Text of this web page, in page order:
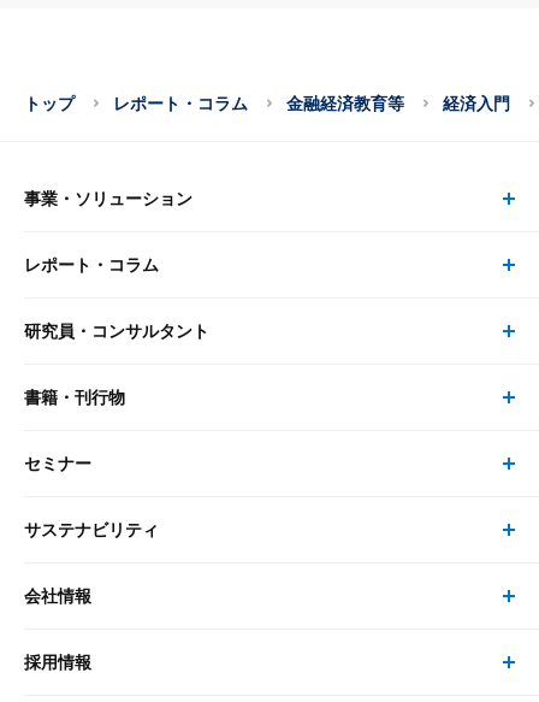
トップ レポート・コラム 金融経済教育等 経済入門
事業・ソリューション
事業・ソリューション トップ
リサーチ
大和総研の強み
レポート・コラム
レポート・コラム トップ
最新のレポート・コラム
研究員・コンサルタント
研究員・コンサルタント トップ
研究員
書籍・刊行物
書籍・刊行物 トップ
書籍
セミナー
セミナー トップ
現在受付中のセミナー・イベント
サステナビリティ
サステナビリティの取り組み
次世代社会への貢献
会社情報
会社情報 トップ
採用情報